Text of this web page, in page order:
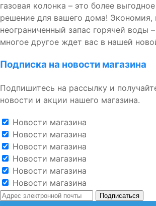
газовая колонка – это более
решение для вашего дома! Экономия,
неограниченный запас горячей воды
многое другое ждет вас в нашей
Подписка на новости магазина
Подпишитесь на рассылку и
новости и акции нашего магазина.
Новости магазина
Новости магазина
Новости магазина
Новости магазина
Новости магазина
Новости магазина